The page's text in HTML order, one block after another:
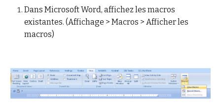
Dans Microsoft Word, affichez les macros
existantes. (Affichage > Macros > Afficher les
macros)